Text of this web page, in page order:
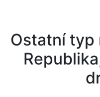
ostatní typ reality, - Česká